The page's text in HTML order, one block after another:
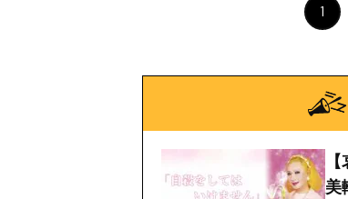
1
【
美